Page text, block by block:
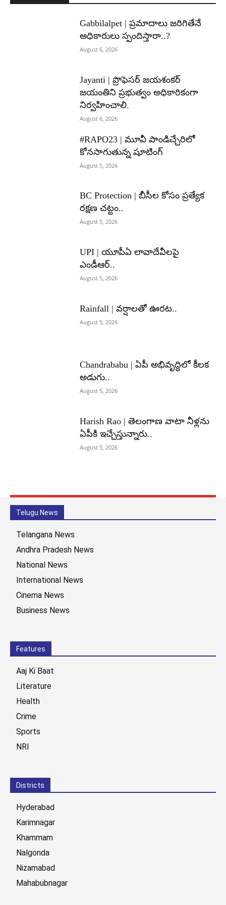
Gabbilalpet | ప్రమాదాలు జరిగితేనే
అధికారులు స్పందిస్తారా..?
August 6, 2026
Jayanti | ప్రొఫెసర్ జయశంకర్
జయంతిని ప్రభుత్వం అధికారికంగా
నిర్వహించాలి.
August 6, 2026
#RAPO23 | మూవీ పాండిచ్చేరిలో
కోనసాగుతున్న షూటింగ్
August 5, 2026
BC Protection | బీసీల కోసం ప్రత్యేక
రక్షణ చట్టం..
August 5, 2026
UPI | యూపీఏ లావాదేవీలపై
ఎండీఆర్..
August 5, 2026
Rainfall | వర్షాలతో ఊరట..
August 5, 2026
Chandrababu | ఏపీ అభివృద్ధిలో కీలక
అడుగు..
August 5, 2026
Harish Rao | తెలంగాణ వాటా నీళ్లను
ఏపీకి ఇచ్చేస్తున్నారు..
August 5, 2026
Telugu News
Telangana News
Andhra Pradesh News
National News
International News
Cinema News
Business News
Features
Aaj Ki Baat
Literature
Health
Crime
Sports
NRI
Districts
Hyderabad
Karimnagar
Khammam
Nalgonda
Nizamabad
Mahabubnagar